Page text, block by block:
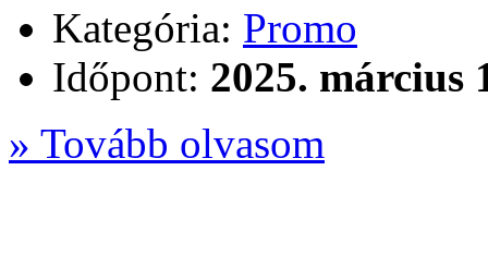
Kategória: Promo
Időpont: 2025. március
» Tovább olvasom